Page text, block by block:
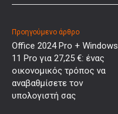
Προηγούμενο άρθρο
Office 2024 Pro + Windows
11 Pro για 27,25 €: ένας
οικονομικός τρόπος να
αναβαθμίσετε τον
υπολογιστή σας